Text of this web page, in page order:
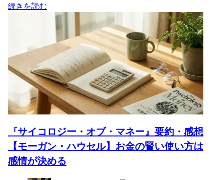
続きを読む
『サイコロジー・オブ・マネー』要約・感想
【モーガン・ハウセル】お金の賢い使い方は
感情が決める